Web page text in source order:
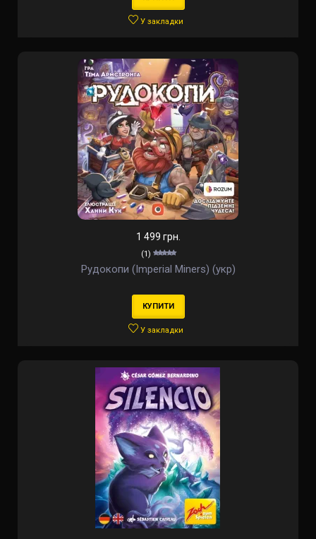
У закладки
1 499 грн.
(1)
Рудокопи (Imperial Miners) (укр)
КУПИТИ
У закладки